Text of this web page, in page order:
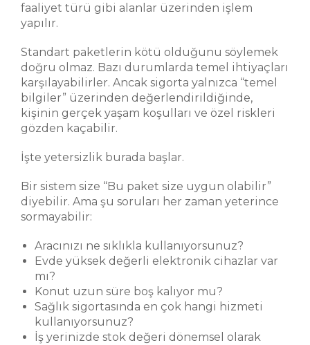
faaliyet türü gibi alanlar üzerinden işlem
yapılır.
Standart paketlerin kötü olduğunu söylemek
doğru olmaz. Bazı durumlarda temel ihtiyaçları
karşılayabilirler. Ancak sigorta yalnızca “temel
bilgiler” üzerinden değerlendirildiğinde,
kişinin gerçek yaşam koşulları ve özel riskleri
gözden kaçabilir.
İşte yetersizlik burada başlar.
Bir sistem size “Bu paket size uygun olabilir”
diyebilir. Ama şu soruları her zaman yeterince
sormayabilir:
Aracınızı ne sıklıkla kullanıyorsunuz?
Evde yüksek değerli elektronik cihazlar var
mı?
Konut uzun süre boş kalıyor mu?
Sağlık sigortasında en çok hangi hizmeti
kullanıyorsunuz?
İş yerinizde stok değeri dönemsel olarak